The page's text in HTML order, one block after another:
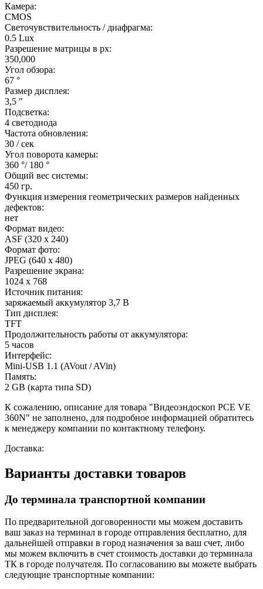
Камера:
CMOS
Светочувствительность / диафрагма:
0.5 Lux
Разрешение матрицы в px:
350,000
Угол обзора:
67 °
Размер дисплея:
3,5 "
Подсветка:
4 светодиода
Частота обновления:
30 / сек
Угол поворота камеры:
360 °/ 180 °
Общий вес системы:
450 гр.
Функция измерения геометрических размеров найденных
дефектов:
нет
Формат видео:
ASF (320 x 240)
Формат фото:
JPEG (640 x 480)
Разрешение экрана:
1024 х 768
Источник питания:
заряжаемый аккумулятор 3,7 В
Тип дисплея:
TFT
Продолжительность работы от аккумулятора:
5 часов
Интерфейс:
Mini-USB 1.1 (AVout / AVin)
Память:
2 GB (карта типа SD)
К сожалению, описание для товара "Видеоэндоскоп PCE VE
360N" не заполнено, для подробное информацией обратитесь
к менеджеру компании по контактному телефону.
Доставка:
Варианты доставки товаров
До терминала транспортной компании
По предварительной договоренности мы можем доставить
ваш заказ на терминал в городе отправления бесплатно, для
дальнейшей отправки в город назначения за ваш счет, либо
мы можем включить в счет стоимость доставки до терминала
ТК в городе получателя. По согласованию вы можете выбрать
следующие транспортные компании: